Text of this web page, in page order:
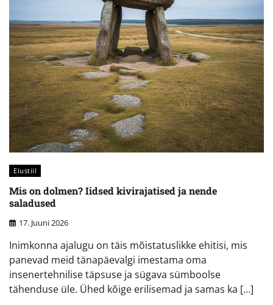
Elustiil
Mis on dolmen? Iidsed kivirajatised ja nende
saladused
17. Juuni 2026
Inimkonna ajalugu on täis mõistatuslikke ehitisi, mis
panevad meid tänapäevalgi imestama oma
insenertehnilise täpsuse ja sügava sümboolse
tähenduse üle. Ühed kõige erilisemad ja samas ka […]